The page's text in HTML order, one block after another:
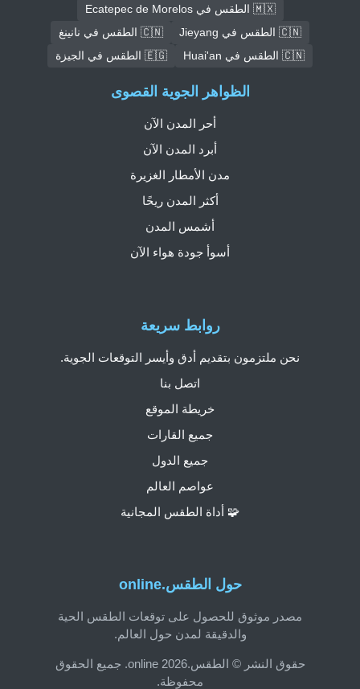
🇲🇽 الطقس في Ecatepec de Morelos
🇨🇳 الطقس في Jieyang
🇨🇳 الطقس في نانينغ
🇨🇳 الطقس في Huai'an
🇪🇬 الطقس في الجيزة
حول الطقس.online
مصدر موثوق للحصول على توقعات الطقس الحية
والدقيقة لمدن حول العالم.
حقوق النشر © الطقس.online 2026. جميع الحقوق
محفوظة.
روابط سريعة
نحن ملتزمون بتقديم أدق وأيسر التوقعات الجوية.
اتصل بنا
خريطة الموقع
جميع القارات
جميع الدول
عواصم العالم
🧩 أداة الطقس المجانية
الظواهر الجوية القصوى
أحر المدن الآن
أبرد المدن الآن
مدن الأمطار الغزيرة
أكثر المدن ريحًا
أشمس المدن
أسوأ جودة هواء الآن